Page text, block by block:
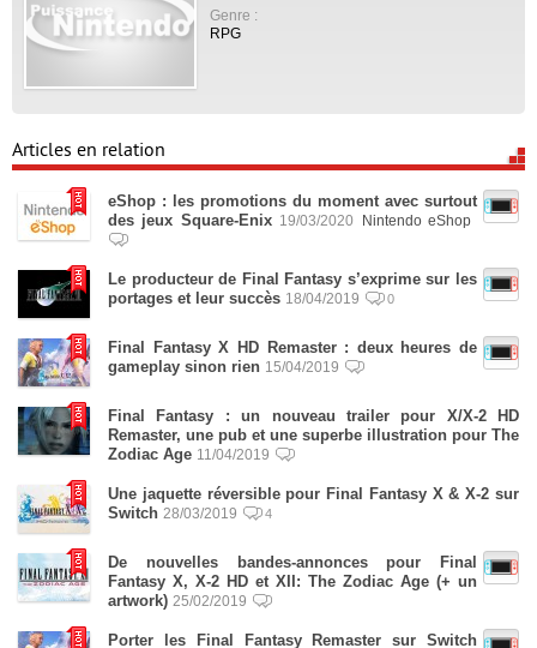
Genre :
RPG
Articles en relation
eShop : les promotions du moment avec surtout
des jeux Square-Enix 19/03/2020 Nintendo eShop
Le producteur de Final Fantasy s’exprime sur les
portages et leur succès 18/04/2019 0
Final Fantasy X HD Remaster : deux heures de
gameplay sinon rien 15/04/2019
Final Fantasy : un nouveau trailer pour X/X-2 HD
Remaster, une pub et une superbe illustration pour The
Zodiac Age 11/04/2019
Une jaquette réversible pour Final Fantasy X & X-2 sur
Switch 28/03/2019 4
De nouvelles bandes-annonces pour Final
Fantasy X, X-2 HD et XII: The Zodiac Age (+ un
artwork) 25/02/2019
Porter les Final Fantasy Remaster sur Switch